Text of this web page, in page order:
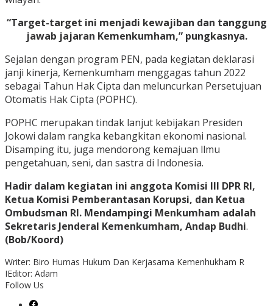
“Target-target ini menjadi kewajiban dan tanggung
jawab jajaran Kemenkumham,” pungkasnya.
Sejalan dengan program PEN, pada kegiatan deklarasi
janji kinerja, Kemenkumham menggagas tahun 2022
sebagai Tahun Hak Cipta dan meluncurkan Persetujuan
Otomatis Hak Cipta (POPHC).
POPHC merupakan tindak lanjut kebijakan Presiden
Jokowi dalam rangka kebangkitan ekonomi nasional.
Disamping itu, juga mendorong kemajuan llmu
pengetahuan, seni, dan sastra di Indonesia.
Hadir dalam kegiatan ini anggota Komisi III DPR RI,
Ketua Komisi Pemberantasan Korupsi, dan Ketua
Ombudsman RI. Mendampingi Menkumham adalah
Sekretaris Jenderal Kemenkumham, Andap Budhi.
(Bob/Koord)
Writer: Biro Humas Hukum Dan Kerjasama Kemenhukham R
IEditor: Adam
Follow Us